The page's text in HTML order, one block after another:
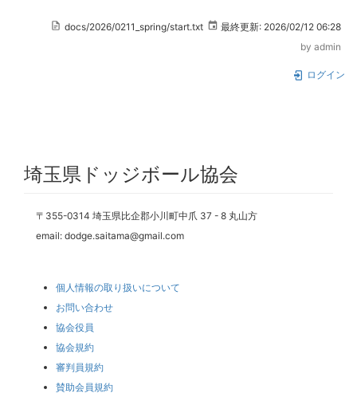
docs/2026/0211_spring/start.txt 最終更新: 2026/02/12 06:28
by admin
ログイン
埼玉県ドッジボール協会
〒355-0314 埼玉県比企郡小川町中爪 37 - 8 丸山方
email: dodge.saitama@gmail.com
個人情報の取り扱いについて
お問い合わせ
協会役員
協会規約
審判員規約
賛助会員規約